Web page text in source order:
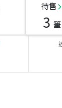
待售
3 筆